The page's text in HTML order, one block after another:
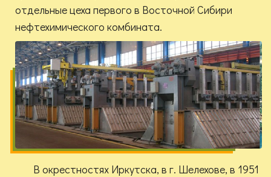
отдельные цеха первого в Восточной Сибири
нефтехимического комбината.
В окрестностях Иркутска, в г. Шелехове, в 1951